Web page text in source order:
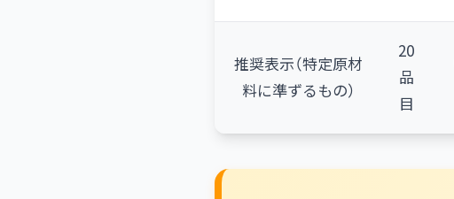
推奨表示（特定原材
料に準ずるもの）
20
品
目